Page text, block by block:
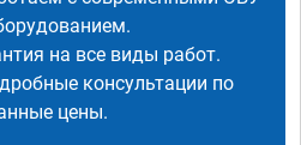
на все виды работ.
консультации по
цены.